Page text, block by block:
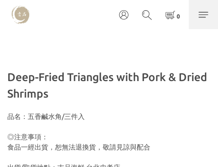
Deep-Fried Triangles with Pork & Dried
Shrimps
品名：五香鹹水角/三件入
◎注意事項：
食品一經出貨，恕無法退換貨，敬請見諒與配合